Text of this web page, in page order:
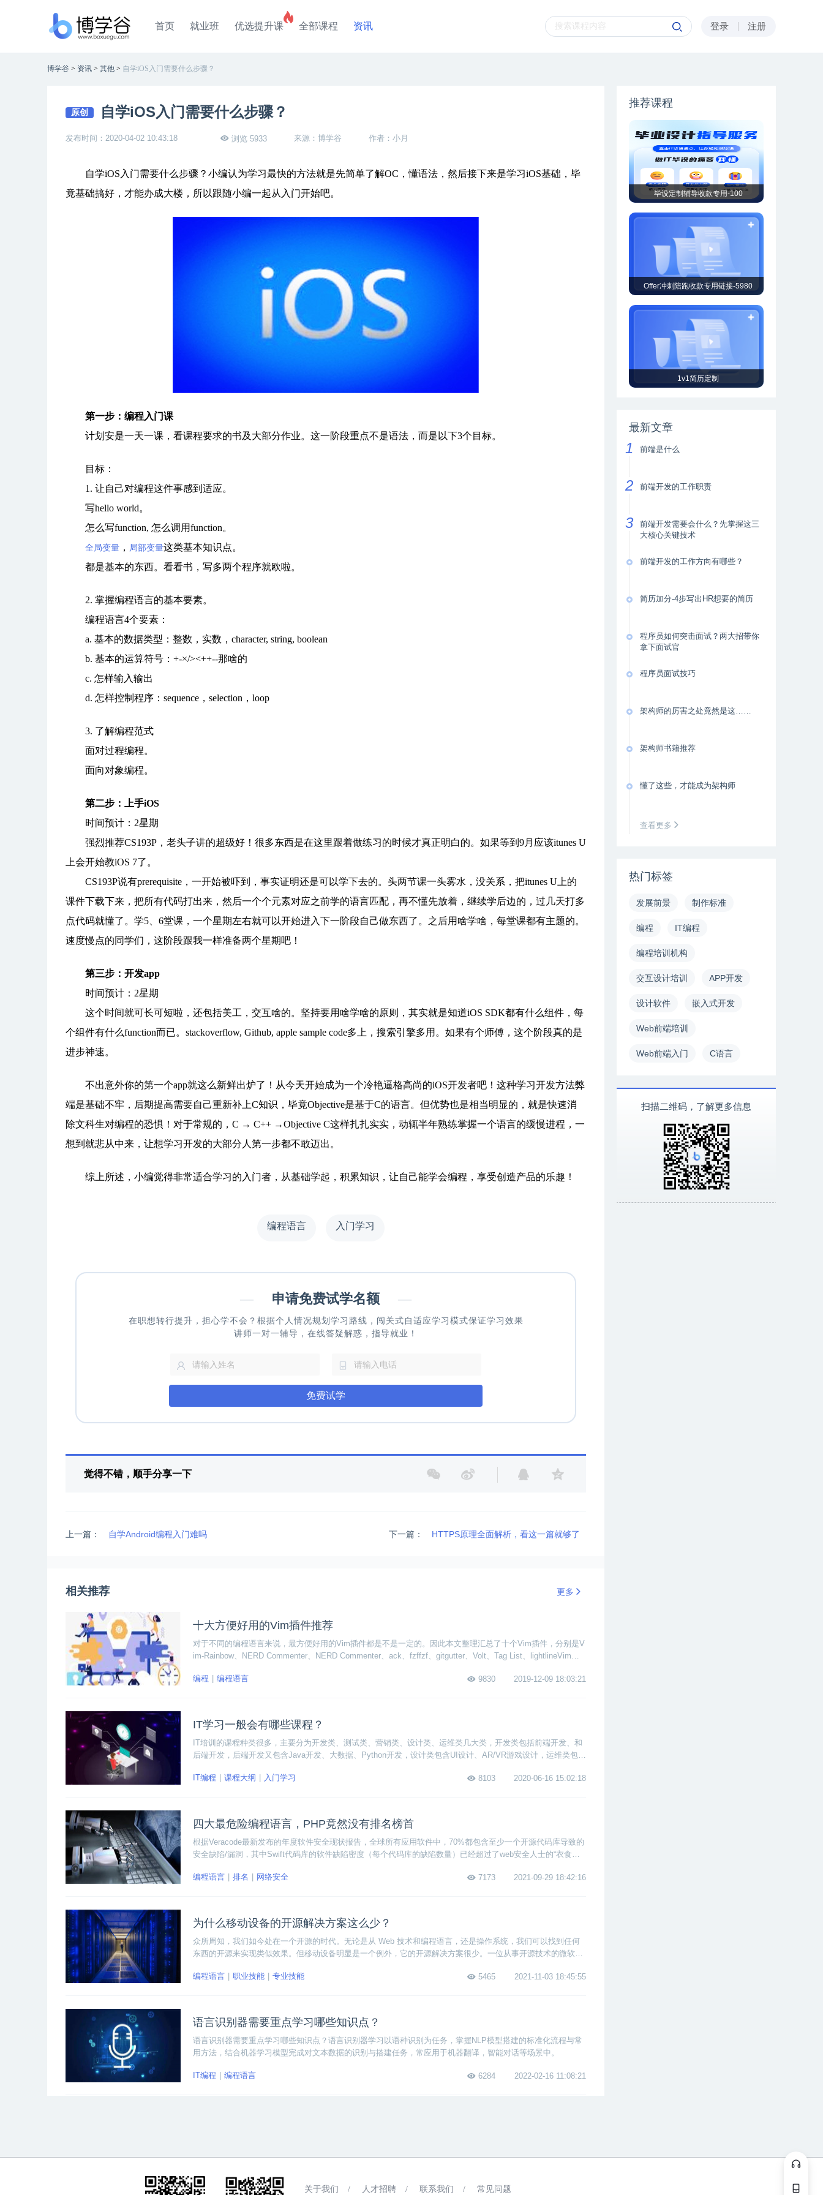
首页 就业班 优选提升课 全部课程 资讯 登录 注册
博学谷 > 资讯 > 其他 > 自学iOS入门需要什么步骤？
原创 自学iOS入门需要什么步骤？
发布时间：2020-04-02 10:43:18 浏览 5933 来源：博学谷 作者：小月
自学iOS入门需要什么步骤？小编认为学习最快的方法就是先简单了解OC，懂语法，然后接下来是学习iOS基础，毕
竟基础搞好，才能办成大楼，所以跟随小编一起从入门开始吧。
第一步：编程入门课
计划安是一天一课，看课程要求的书及大部分作业。这一阶段重点不是语法，而是以下3个目标。
目标：
1. 让自己对编程这件事感到适应。
写hello world。
怎么写function, 怎么调用function。
全局变量 ， 局部变量这类基本知识点。
都是基本的东西。看看书，写多两个程序就欧啦。
2. 掌握编程语言的基本要素。
编程语言4个要素：
a. 基本的数据类型：整数，实数，character, string, boolean
b. 基本的运算符号：+-×/><++--那啥的
c. 怎样输入输出
d. 怎样控制程序：sequence，selection，loop
3. 了解编程范式
面对过程编程。
面向对象编程。
第二步：上手iOS
时间预计：2星期
强烈推荐CS193P，老头子讲的超级好！很多东西是在这里跟着做练习的时候才真正明白的。如果等到9月应该itunes U
上会开始教iOS 7了。
CS193P说有prerequisite，一开始被吓到，事实证明还是可以学下去的。头两节课一头雾水，没关系，把itunes U上的
课件下载下来，把所有代码打出来，然后一个个元素对应之前学的语言匹配，再不懂先放着，继续学后边的，过几天打多
点代码就懂了。学5、6堂课，一个星期左右就可以开始进入下一阶段自己做东西了。之后用啥学啥，每堂课都有主题的。
速度慢点的同学们，这阶段跟我一样准备两个星期吧！
第三步：开发app
时间预计：2星期
这个时间就可长可短啦，还包括美工，交互啥的。坚持要用啥学啥的原则，其实就是知道iOS SDK都有什么组件，每
个组件有什么function而已。stackoverflow, Github, apple sample code多上，搜索引擎多用。如果有个师傅，这个阶段真的是
进步神速。
不出意外你的第一个app就这么新鲜出炉了！从今天开始成为一个冷艳逼格高尚的iOS开发者吧！这种学习开发方法弊
端是基础不牢，后期提高需要自己重新补上C知识，毕竟Objective是基于C的语言。但优势也是相当明显的，就是快速消
除文科生对编程的恐惧！对于常规的，C → C++ →Objective C这样扎扎实实，动辄半年熟练掌握一个语言的缓慢进程，一
想到就悲从中来，让想学习开发的大部分人第一步都不敢迈出。
综上所述，小编觉得非常适合学习的入门者，从基础学起，积累知识，让自己能学会编程，享受创造产品的乐趣！
编程语言 入门学习
— 申请免费试学名额 —
在职想转行提升，担心学不会？根据个人情况规划学习路线，闯关式自适应学习模式保证学习效果
讲师一对一辅导，在线答疑解惑，指导就业！
免费试学
觉得不错，顺手分享一下
上一篇： 自学Android编程入门难吗 下一篇： HTTPS原理全面解析，看这一篇就够了
相关推荐 更多
十大方便好用的Vim插件推荐
对于不同的编程语言来说，最方便好用的Vim插件都是不是一定的。因此本文整理汇总了十个Vim插件，分别是V
im-Rainbow、NERD Commenter、NERD Commenter、ack、fzffzf、gitgutter、Volt、Tag List、lightlineVim、N
9830
2019-12-09 18:03:21
编程 编程语言
IT学习一般会有哪些课程？
IT培训的课程种类很多，主要分为开发类、测试类、营销类、设计类、运维类几大类，开发类包括前端开发、和
后端开发，后端开发又包含Java开发、大数据、Python开发，设计类包含UI设计、AR/VR游戏设计，运维类包括
8103
2020-06-16 15:02:18
IT编程 课程大纲 入门学习
四大最危险编程语言，PHP竟然没有排名榜首
根据Veracode最新发布的年度软件安全现状报告，全球所有应用软件中，70%都包含至少一个开源代码库导致的
安全缺陷/漏洞，其中Swift代码库的软件缺陷密度（每个代码库的缺陷数量）已经超过了web安全人士的“衣食父
7173
2021-09-29 18:42:16
编程语言 排名 网络安全
为什么移动设备的开源解决方案这么少？
众所周知，我们如今处在一个开源的时代。无论是从 Web 技术和编程语言，还是操作系统，我们可以找到任何
东西的开源来实现类似效果。但移动设备明显是一个例外，它的开源解决方案很少。一位从事开源技术的微软软
5465
2021-11-03 18:45:55
编程语言 职业技能 专业技能
语言识别器需要重点学习哪些知识点？
语言识别器需要重点学习哪些知识点？语言识别器学习以语种识别为任务，掌握NLP模型搭建的标准化流程与常
用方法，结合机器学习模型完成对文本数据的识别与搭建任务，常应用于机器翻译，智能对话等场景中。
6284 2022-02-16 11:08:21
IT编程 编程语言
推荐课程
毕设定制辅导收款专用-100
Offer冲刺陪跑收款专用链接-5980
1v1简历定制
最新文章
前端是什么
前端开发的工作职责
前端开发需要会什么？先掌握这三
大核心关键技术
前端开发的工作方向有哪些？
简历加分-4步写出HR想要的简历
程序员如何突击面试？两大招带你
拿下面试官
程序员面试技巧
架构师的厉害之处竟然是这……
架构师书籍推荐
懂了这些，才能成为架构师
查看更多
热门标签
发展前景 制作标准
编程 IT编程
编程培训机构
交互设计培训 APP开发
设计软件 嵌入式开发
Web前端培训
Web前端入门 C语言
扫描二维码，了解更多信息
关于我们 / 人才招聘 / 联系我们 / 常见问题